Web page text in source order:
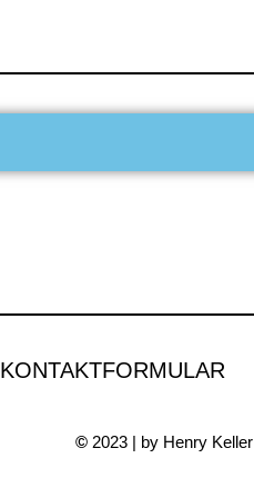
KONTAKTFORMULAR
© 2023 | by Henry Keller